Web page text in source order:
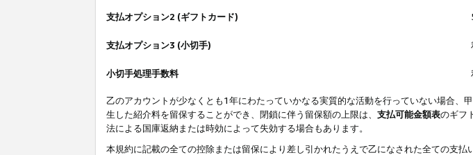
支払オプション2 (ギフトカード)
支払オプション3 (小切手)
小切手処理手数料
乙のアカウントが少なくとも1年にわたっていかなる実質的な活動を行っていない場合
生した紹介料を留保することができ、閉鎖に伴う留保額の上限は、 支払可能金額表のギフ
法による国庫返納または時効によって失効する場合もあります。
本規約に記載の全ての控除または留保により差し引かれたうえで乙になされた全ての支